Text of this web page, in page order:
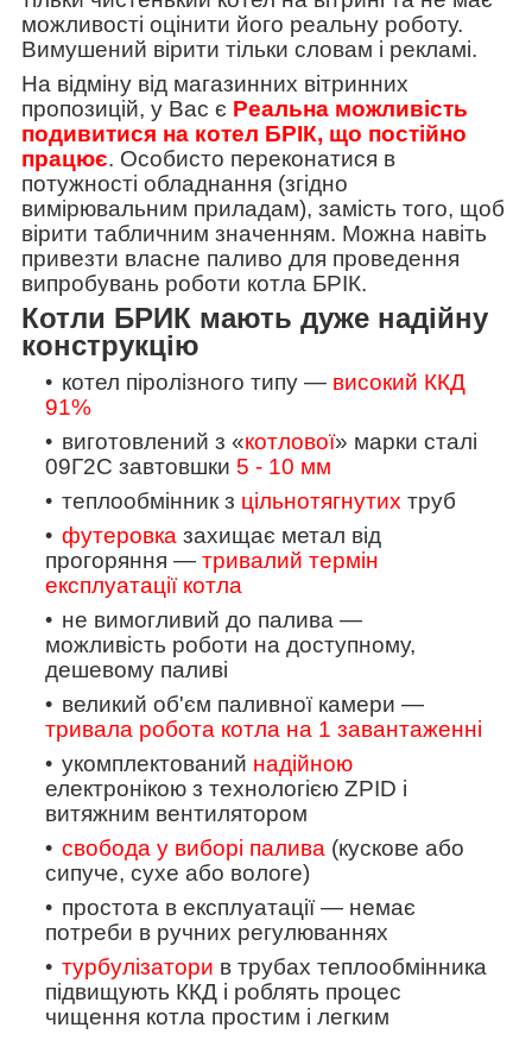
можливості оцінити його реальну роботу.
Вимушений вірити тільки словам і рекламі.
На відміну від магазинних вітринних
пропозицій, у Вас є Реальна можливість
подивитися на котел БРІК, що постійно
працює. Особисто переконатися в
потужності обладнання (згідно
вимірювальним приладам), замість того, щоб
вірити табличним значенням. Можна навіть
привезти власне паливо для проведення
випробувань роботи котла БРІК.
Котли БРИК мають дуже надійну
конструкцію
котел піролізного типу — високий ККД
91%
виготовлений з «котлової» марки сталі
09Г2С завтовшки 5 - 10 мм
теплообмінник з цільнотягнутих труб
футеровка захищає метал від
прогоряння — тривалий термін
експлуатації котла
не вимогливий до палива —
можливість роботи на доступному,
дешевому паливі
великий об'єм паливної камери —
тривала робота котла на 1 завантаженні
укомплектований надійною
електронікою з технологією ZPID і
витяжним вентилятором
свобода у виборі палива (кускове або
сипуче, сухе або вологе)
простота в експлуатації — немає
потреби в ручних регулюваннях
турбулізатори в трубах теплообмінника
підвищують ККД і роблять процес
чищення котла простим і легким